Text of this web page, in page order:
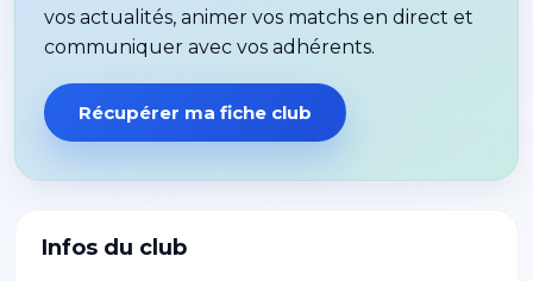
Infos du club
vos actualités, animer vos matchs en direct et
communiquer avec vos adhérents.
Récupérer ma fiche club